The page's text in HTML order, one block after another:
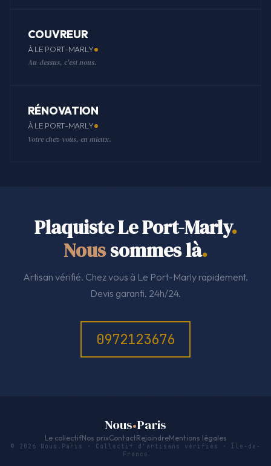
COUVREUR
À LE PORT-MARLY
Au-dessus, c'est nous.
RÉNOVATION
À LE PORT-MARLY
Votre chez-vous, en mieux.
Plaquiste Le Port-Marly.
Noussommes là.
Artisan vérifié. Chez vous à Le Port-Marly rapidement.
Devis garanti. 24h/24.
0972123676
Nous Paris
Le collectifNos prixContactRejoindreMentions légales
© 2026 Nous.Paris · Collectif d'artisans vérifiés · Île-de-
France